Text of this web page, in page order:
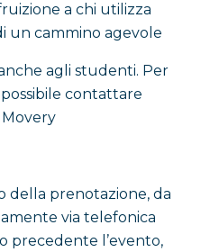
a chi utilizza
un cammino agevole
agli studenti. Per
contattare
della prenotazione, da
via telefonica
precedente l’evento,